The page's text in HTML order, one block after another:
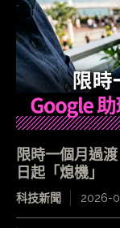
限時一個月過
日起「熄機」
科技新聞 2026-